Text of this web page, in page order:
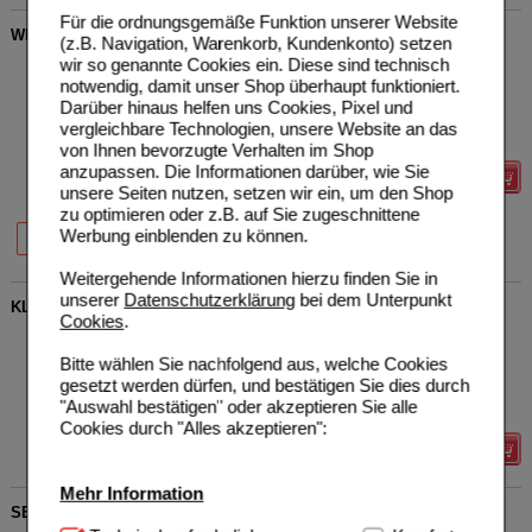
Für die ordnungsgemäße Funktion unserer Website
(z.B. Navigation, Warenkorb, Kundenkonto) setzen
wir so genannte Cookies ein. Diese sind technisch
notwendig, damit unser Shop überhaupt funktioniert.
Darüber hinaus helfen uns Cookies, Pixel und
vergleichbare Technologien, unsere Website an das
von Ihnen bevorzugte Verhalten im Shop
anzupassen. Die Informationen darüber, wie Sie
unsere Seiten nutzen, setzen wir ein, um den Shop
zu optimieren oder z.B. auf Sie zugeschnittene
Werbung einblenden zu können.
Weitergehende Informationen hierzu finden Sie in
unserer Datenschutzerklärungbei dem Unterpunkt
Cookies.
Bitte wählen Sie nachfolgend aus, welche Cookies
gesetzt werden dürfen, und bestätigen Sie dies durch
"Auswahl bestätigen" oder akzeptieren Sie alle
Cookies durch "Alles akzeptieren":
Mehr Information
WEIHRAUCH CREME PSORELIA
AureliaSan GmbH
05967913
100ml Creme
UVP**
Unser Preis*
Sie sparen
Grundpreis
239,60 €
Details
50 ml
20%
100 ml
20%
KLETTORELL Flüssigseife
Schumann-Morwinski
GmbH & Co. KG
00051204
150 ml Flüssigseife
Unser Preis*
Sie sparen 2,18 €
Grundpreis
SEBEXOL Creme Lotio